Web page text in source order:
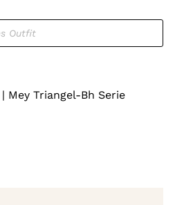
Mey Triangel-Bh Serie